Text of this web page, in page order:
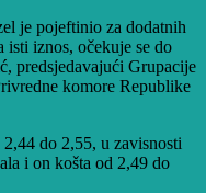
je pojeftinio za dodatnih
isti iznos, očekuje se do
predsjedavajući Grupacije
komore Republike
do 2,55, u zavisnosti
i on košta od 2,49 do